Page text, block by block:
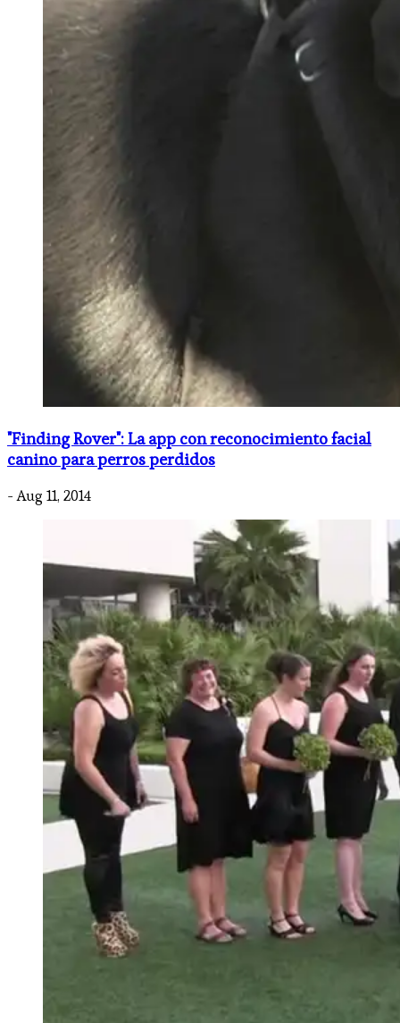
"Finding Rover": La app con reconocimiento facial
canino para perros perdidos
- Aug 11, 2014